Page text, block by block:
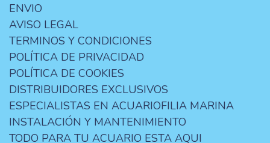
ENVIO
AVISO LEGAL
TERMINOS Y CONDICIONES
POLÍTICA DE PRIVACIDAD
POLÍTICA DE COOKIES
DISTRIBUIDORES EXCLUSIVOS
ESPECIALISTAS EN ACUARIOFILIA MARINA
INSTALACIÓN Y MANTENIMIENTO
TODO PARA TU ACUARIO ESTA AQUI